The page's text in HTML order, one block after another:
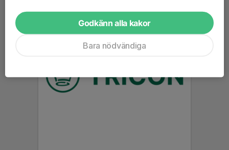
Godkänn alla kakor
Bara nödvändiga